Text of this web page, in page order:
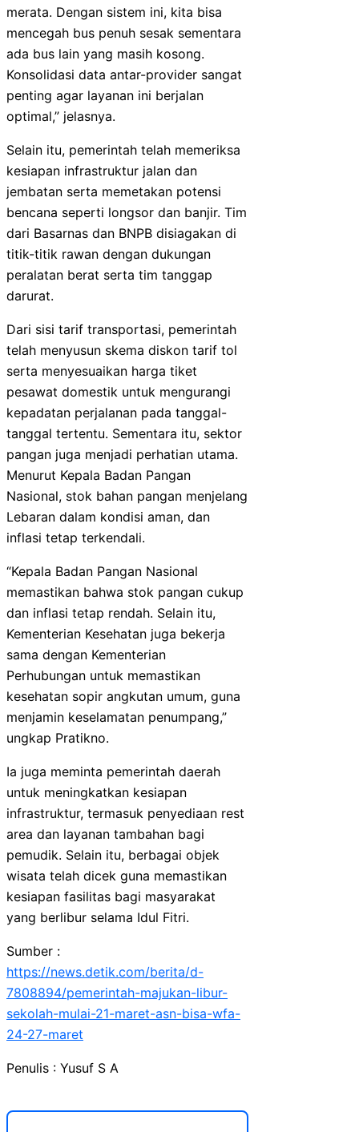
merata. Dengan sistem ini, kita bisa
mencegah bus penuh sesak sementara
ada bus lain yang masih kosong.
Konsolidasi data antar-provider sangat
penting agar layanan ini berjalan
optimal,” jelasnya.
Selain itu, pemerintah telah memeriksa
kesiapan infrastruktur jalan dan
jembatan serta memetakan potensi
bencana seperti longsor dan banjir. Tim
dari Basarnas dan BNPB disiagakan di
titik-titik rawan dengan dukungan
peralatan berat serta tim tanggap
darurat.
Dari sisi tarif transportasi, pemerintah
telah menyusun skema diskon tarif tol
serta menyesuaikan harga tiket
pesawat domestik untuk mengurangi
kepadatan perjalanan pada tanggal-
tanggal tertentu. Sementara itu, sektor
pangan juga menjadi perhatian utama.
Menurut Kepala Badan Pangan
Nasional, stok bahan pangan menjelang
Lebaran dalam kondisi aman, dan
inflasi tetap terkendali.
“Kepala Badan Pangan Nasional
memastikan bahwa stok pangan cukup
dan inflasi tetap rendah. Selain itu,
Kementerian Kesehatan juga bekerja
sama dengan Kementerian
Perhubungan untuk memastikan
kesehatan sopir angkutan umum, guna
menjamin keselamatan penumpang,”
ungkap Pratikno.
Ia juga meminta pemerintah daerah
untuk meningkatkan kesiapan
infrastruktur, termasuk penyediaan rest
area dan layanan tambahan bagi
pemudik. Selain itu, berbagai objek
wisata telah dicek guna memastikan
kesiapan fasilitas bagi masyarakat
yang berlibur selama Idul Fitri.
Sumber :
https://news.detik.com/berita/d-
7808894/pemerintah-majukan-libur-
sekolah-mulai-21-maret-asn-bisa-wfa-
24-27-maret
Penulis : Yusuf S A